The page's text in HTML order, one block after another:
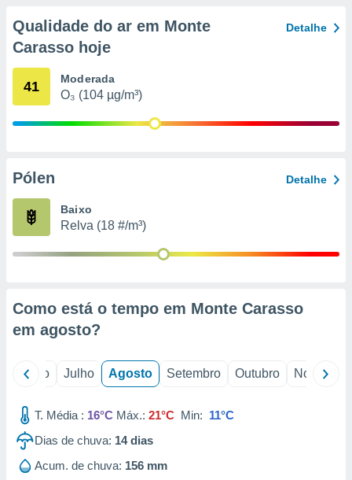
através
estudos
Qualidade do ar em Monte
Carasso hoje
Detalhe
41 Moderada
O₃ (104 µg/m³)
Pólen Detalhe
Baixo
Relva (18 #/m³)
Como está o tempo em Monte Carasso
em agosto?
Junho Julho Agosto Setembro Outubro Novembro
T. Média : 16°C Máx.: 21°C Min: 11°C
Dias de chuva: 14dias
Acum. de chuva: 156 mm